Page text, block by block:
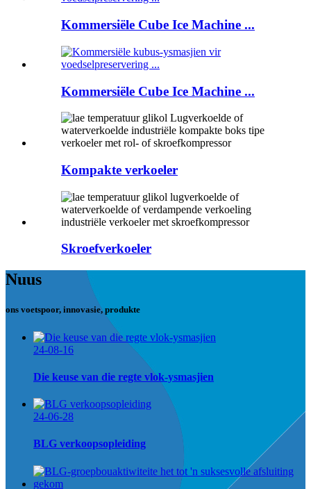
Kommersiële Cube Ice Machine ...
Kommersiële Cube Ice Machine ...
Kompakte verkoeler
Skroefverkoeler
Nuus
ons voetspoor, innovasie, produkte
24-08-16
Die keuse van die regte vlok-ysmasjien
24-06-28
BLG verkoopsopleiding